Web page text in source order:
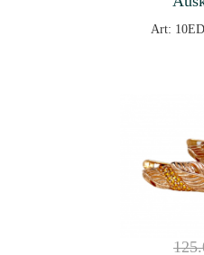
Art: